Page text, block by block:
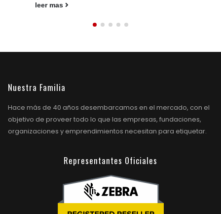
leer mas
Nuestra Familia
Hace más de 40 años desembarcamos en el mercado, con el
objetivo de proveer todo lo que las empresas, fundaciones,
organizaciones y emprendimientos necesitan para etiquetar.
Representantes Oficiales